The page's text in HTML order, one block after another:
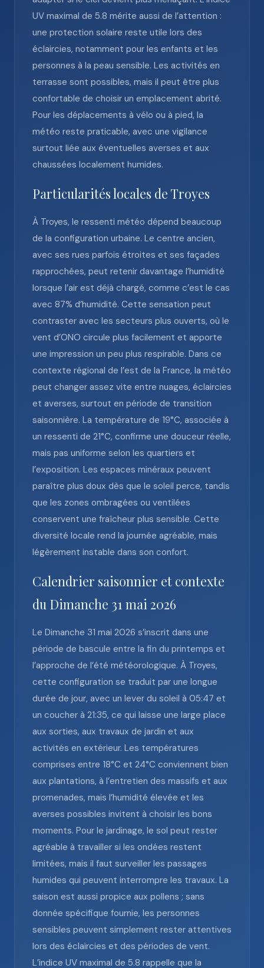
UV maximal de 5.8 mérite aussi de l’attention :
une protection solaire reste utile lors des
éclaircies, notamment pour les enfants et les
personnes à la peau sensible. Les activités en
terrasse sont possibles, mais il peut être plus
confortable de choisir un emplacement abrité.
Pour les déplacements à vélo ou à pied, la
météo reste praticable, avec une vigilance
surtout liée aux éventuelles averses et aux
chaussées localement humides.
Particularités locales de Troyes
À Troyes, le ressenti météo dépend beaucoup
de la configuration urbaine. Le centre ancien,
avec ses rues parfois étroites et ses façades
rapprochées, peut retenir davantage l’humidité
lorsque l’air est déjà chargé, comme c’est le cas
avec 87% d’humidité. Cette sensation peut
contraster avec les secteurs plus ouverts, où le
vent d’ONO circule plus facilement et apporte
une impression un peu plus respirable. Dans ce
contexte régional de l’est de la France, la météo
peut changer assez vite entre nuages, éclaircies
et averses, surtout en période de transition
saisonnière. La température de 19°C, associée à
un ressenti de 21°C, confirme une douceur réelle,
mais pas uniforme selon les quartiers et
l’exposition. Les espaces minéraux peuvent
paraître plus doux dès que le soleil perce, tandis
que les zones ombragées ou ventilées
conservent une fraîcheur plus sensible. Cette
diversité locale rend la journée agréable, mais
légèrement instable dans son confort.
Calendrier saisonnier et contexte
du Dimanche 31 mai 2026
Le Dimanche 31 mai 2026 s’inscrit dans une
période de bascule entre la fin du printemps et
l’approche de l’été météorologique. À Troyes,
cette configuration se traduit par une longue
durée de jour, avec un lever du soleil à 05:47 et
un coucher à 21:35, ce qui laisse une large place
aux sorties, aux travaux de jardin et aux
activités en extérieur. Les températures
comprises entre 18°C et 24°C conviennent bien
aux plantations, à l’entretien des massifs et aux
promenades, mais l’humidité élevée et les
averses possibles invitent à choisir les bons
moments. Pour le jardinage, le sol peut rester
agréable à travailler si les ondées restent
limitées, mais il faut surveiller les passages
humides qui peuvent interrompre les travaux. La
saison est aussi propice aux pollens ; sans
donnée spécifique fournie, les personnes
sensibles peuvent simplement rester attentives
lors des éclaircies et des périodes de vent.
L’indice UV maximal de 5.8 rappelle que la